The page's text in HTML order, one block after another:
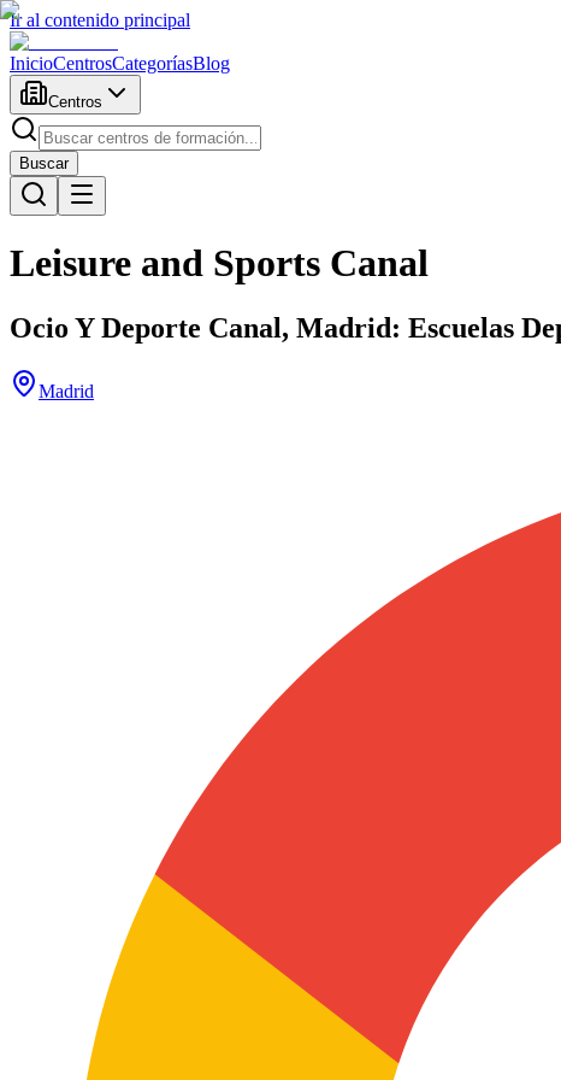
Ir al contenido principal
InicioCentrosCategoríasBlog
Centros
Buscar
Leisure and Sports Canal
Ocio Y Deporte Canal, Madrid: Escuelas
Madrid